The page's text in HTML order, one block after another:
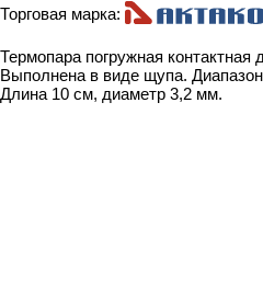
Торговая марка:
Термопара погружная
Выполнена в виде щупа.
Длина 10 см, диаметр 3,2 мм.